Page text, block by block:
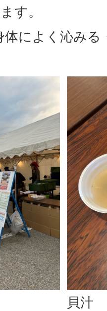
す。
体によく沁みる
貝汁